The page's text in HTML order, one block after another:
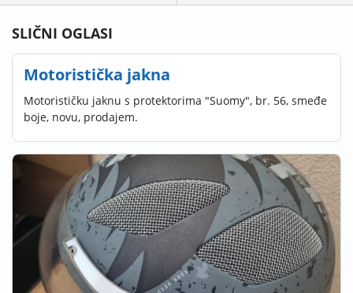
SLIČNI OGLASI
Motoristička jakna
Motorističku jaknu s protektorima "Suomy", br. 56, smeđe
boje, novu, prodajem.